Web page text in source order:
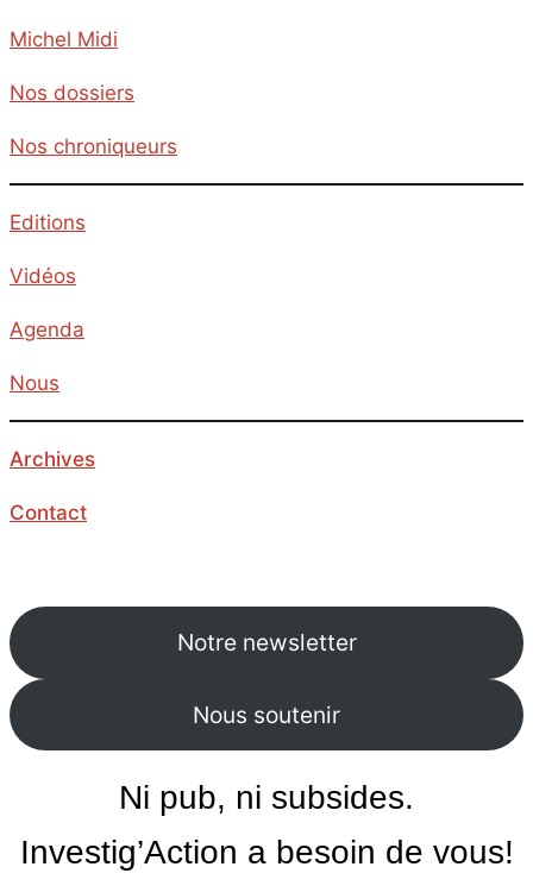
Michel Midi
Nos dossiers
Nos chroniqueurs
Editions
Vidéos
Agenda
Nous
Archives
Contact
Notre newsletter
Nous soutenir
Ni pub, ni subsides.
Investig’Action a besoin de vous!